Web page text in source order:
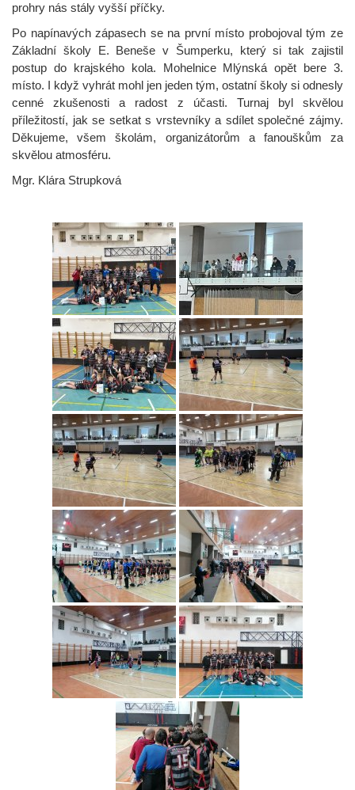
prohry nás stály vyšší příčky.
Po napínavých zápasech se na první místo probojoval tým ze
Základní školy E. Beneše v Šumperku, který si tak zajistil
postup do krajského kola. Mohelnice Mlýnská opět bere 3.
místo. I když vyhrát mohl jen jeden tým, ostatní školy si odnesly
cenné zkušenosti a radost z účasti. Turnaj byl skvělou
příležitostí, jak se setkat s vrstevníky a sdílet společné zájmy.
Děkujeme, všem školám, organizátorům a fanouškům za
skvělou atmosféru.
Mgr. Klára Strupková